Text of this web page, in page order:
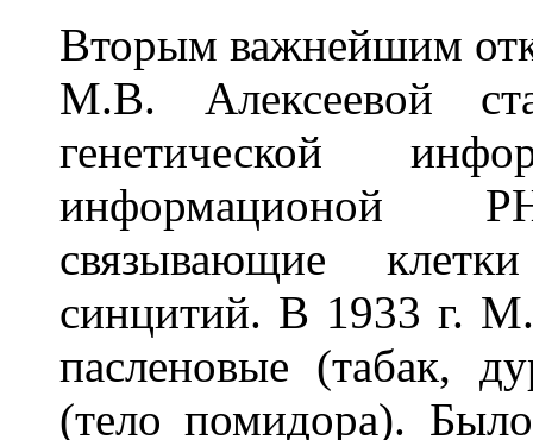
Вторым важнейшим
М.В. Алексеевой
генетической
информационой
связывающие
синцитий. В 1933 г.
пасленовые (табак,
(тело помидора).